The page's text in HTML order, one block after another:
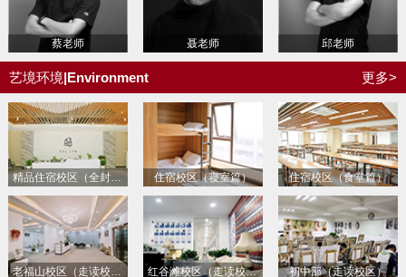
蔡老师 聂老师 邱老师
艺境环境|Environment 更多>
精品住宿校区 （全封闭式住宿校区） 住宿校区（寝室篇） 住宿校区（食堂篇）
老福山校区 （走读校区） 红谷滩校区 （走读校区） 初中部（走读校区）